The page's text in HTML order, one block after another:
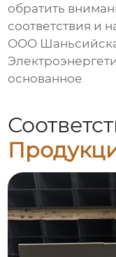
обратить
соответствия и
ООО
основанное